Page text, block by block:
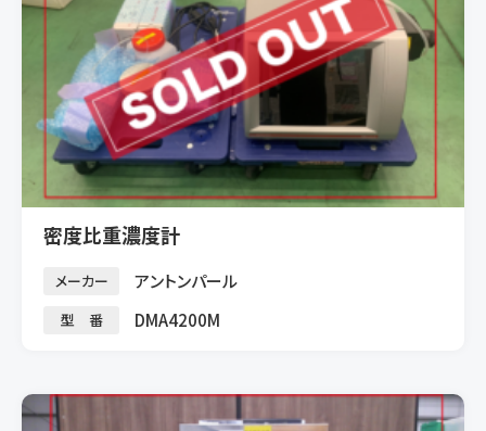
密度比重濃度計
メーカー アントンパール
型 番 DMA4200M